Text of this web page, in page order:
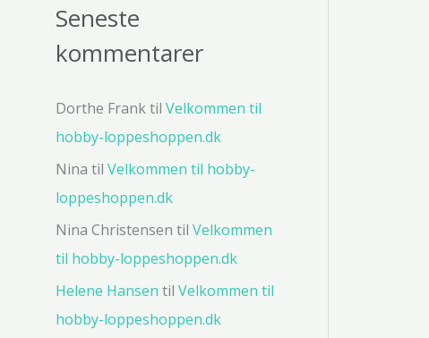
Seneste
kommentarer
Dorthe Franktil Velkommen til
hobby-loppeshoppen.dk
Nina til Velkommen til hobby-
loppeshoppen.dk
Nina Christensen til Velkommen
til hobby-loppeshoppen.dk
Helene Hansen til Velkommen til
hobby-loppeshoppen.dk